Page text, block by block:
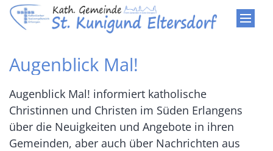
Zum Inhalt springen
Augenblick Mal!
Augenblick Mal! informiert katholische
Christinnen und Christen im Süden Erlangens
über die Neuigkeiten und Angebote in ihren
Gemeinden, aber auch über Nachrichten aus